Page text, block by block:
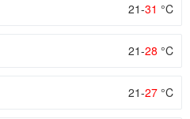
21-31 °C
21-28 °C
21-27 °C